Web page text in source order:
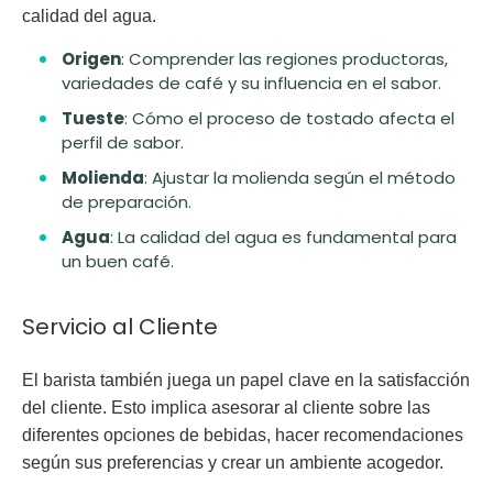
calidad del agua.
Origen: Comprender las regiones productoras,
variedades de café y su influencia en el sabor.
Tueste: Cómo el proceso de tostado afecta el
perfil de sabor.
Molienda: Ajustar la molienda según el método
de preparación.
Agua: La calidad del agua es fundamental para
un buen café.
Servicio al Cliente
El barista también juega un papel clave en la satisfacción
del cliente. Esto implica asesorar al cliente sobre las
diferentes opciones de bebidas, hacer recomendaciones
según sus preferencias y crear un ambiente acogedor.